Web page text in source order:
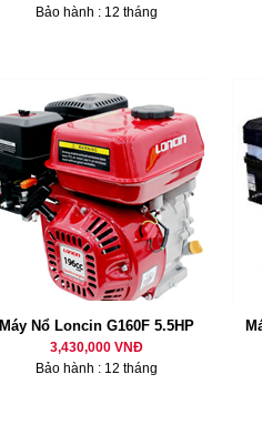
Bảo hành : 12 tháng
Máy Nổ Loncin G160F 5.5HP
3,430,000 VNĐ
Bảo hành : 12 tháng